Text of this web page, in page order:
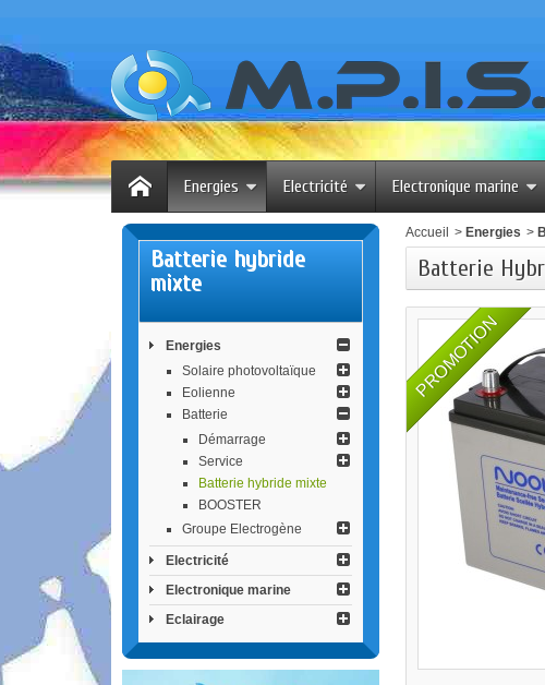
Energies Electricité Electronique marine
Batterie hybride
mixte
Energies
Solaire photovoltaïque
Eolienne
Batterie
Démarrage
Service
Batterie hybride mixte
BOOSTER
Groupe Electrogène
Electricité
Electronique marine
Eclairage
Accueil > Energies >
Batterie
PROMOTION